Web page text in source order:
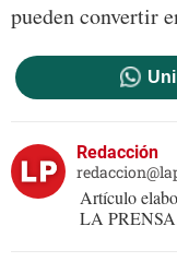
pueden convertir
Redacción
Artículo
LA